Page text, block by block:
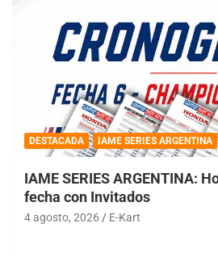
DESTACADA IAME SERIES ARGENTINA
IAME SERIES ARGENTINA:
fecha con Invitados
4 agosto, 2026 E-Kart